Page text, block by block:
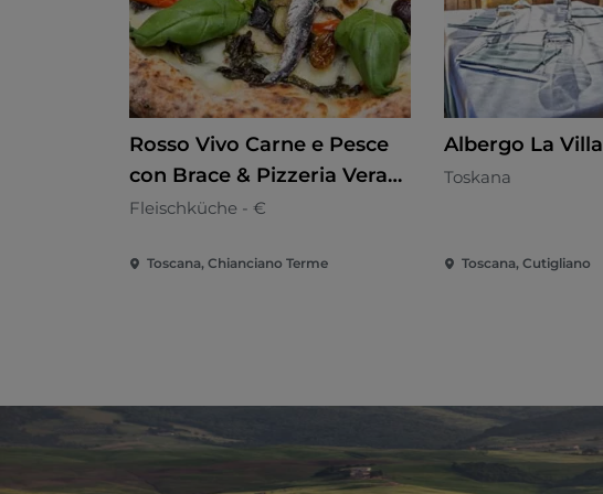
Rosso Vivo Carne e Pesce
con Brace & Pizzeria Verace
anche senza Glutine
Fleischküche - €
Toscana, Chianciano Terme
Albergo La Villa
Toskana
Toscana, Cutigliano